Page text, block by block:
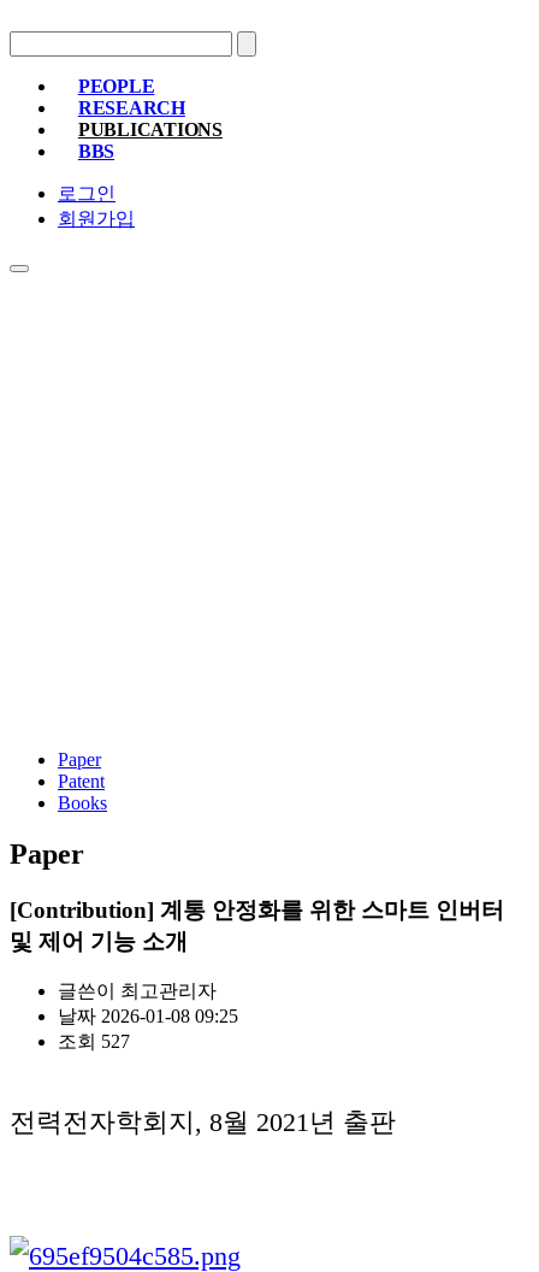
PEOPLE
PROFESSOR MEMBERS
RESEARCH
RESEARCH PROJECTS
PUBLICATIONS
BBS
NOTICE
로그인
회원가입
Paper
Patent
Books
Paper
[Contribution] 계통 안정화를 위한 스마트 인버터
및 제어 기능 소개
글쓴이
최고관리자
날짜 2026-01-08 09:25
조회 527
전력전자학회지, 8월 2021년 출판